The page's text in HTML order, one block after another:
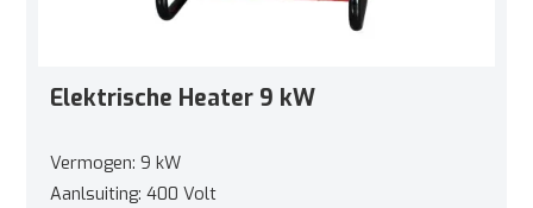
Elektrische Heater 9 kW
Vermogen: 9 kW
Aanlsuiting: 400 Volt